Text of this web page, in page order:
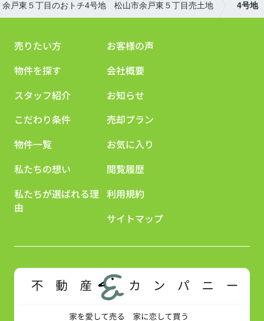
余戸東５丁目のおトチ4号地 松山市余戸東５丁目売土地 4号地
売りたい方
物件を探す
スタッフ紹介
こだわり条件
物件一覧
私たちの想い
私たちが選ばれる理
由
お客様の声
会社概要
お知らせ
売却プラン
お気に入り
閲覧履歴
利用規約
サイトマップ